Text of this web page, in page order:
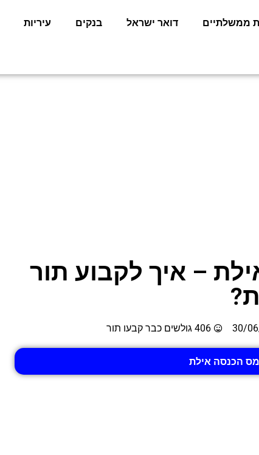
ממשלתיים דואר ישראל בנקים עיריות
– איך לקבוע תור
30/ 406 גולשים כבר קבעו תור
הכנסה אילת